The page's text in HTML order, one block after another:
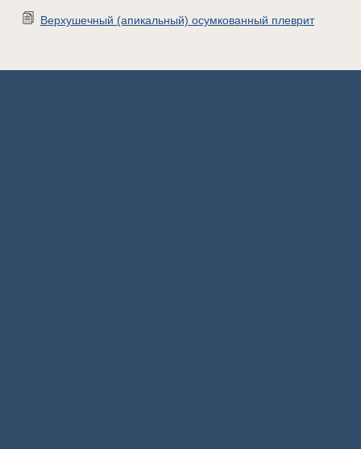
Верхушечный (апикальный) осумкованный плеврит